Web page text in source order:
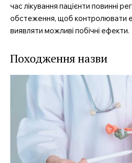
час лікування пацієнти повинні
обстеження, щоб контролювати
виявляти можливі побічні ефекти.
Походження назви